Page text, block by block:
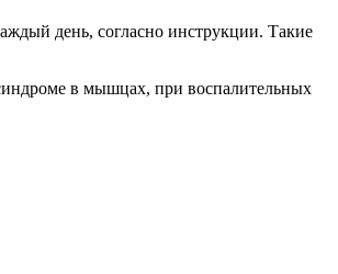
день, согласно инструкции. Такие
в мышцах, при воспалительных